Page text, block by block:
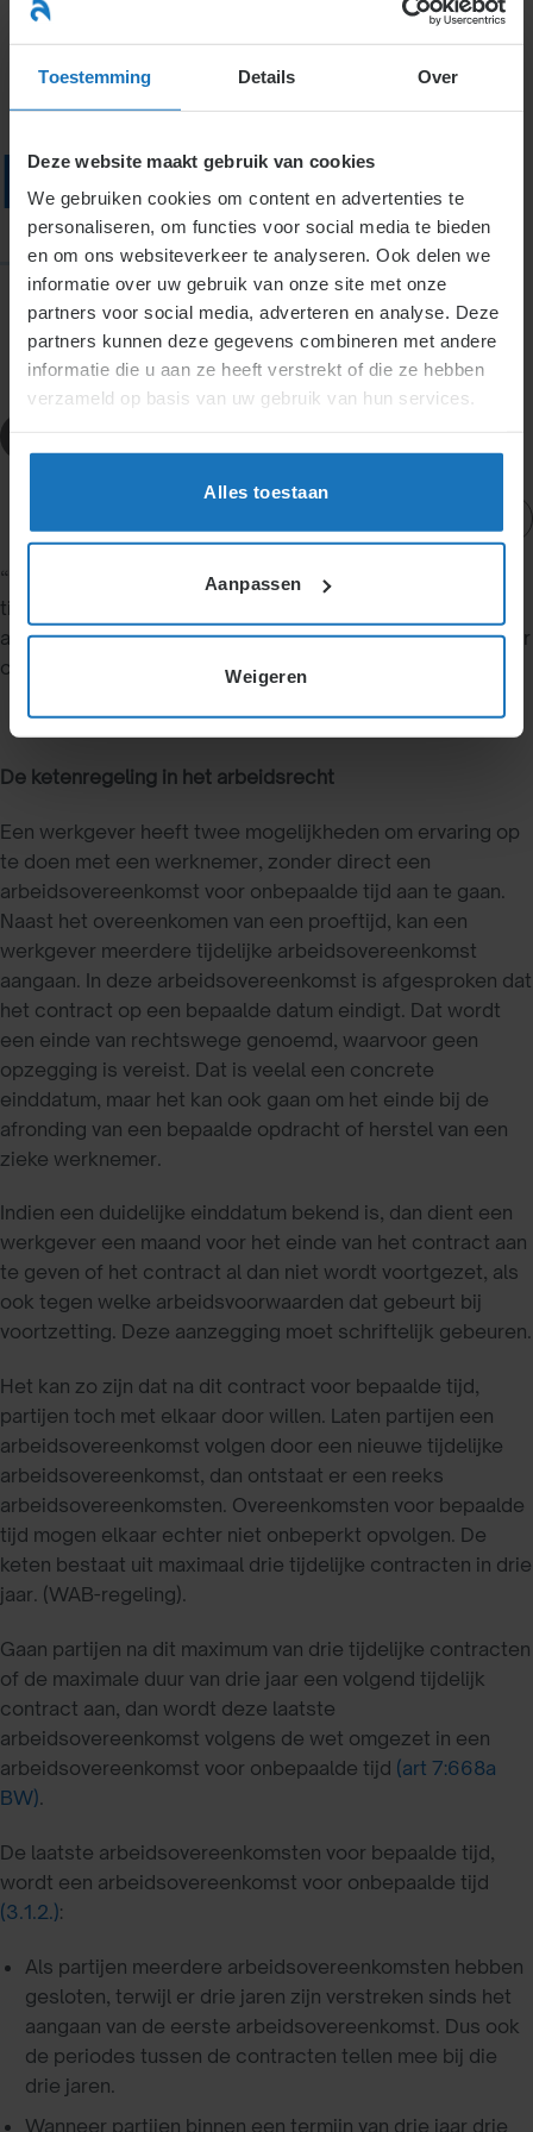
Toestemming Details Over
Deze website maakt gebruik van cookies
We gebruiken cookies om content en advertenties te
personaliseren, om functies voor social media te bieden
en om ons websiteverkeer te analyseren. Ook delen we
informatie over uw gebruik van onze site met onze
partners voor social media, adverteren en analyse. Deze
partners kunnen deze gegevens combineren met andere
informatie die u aan ze heeft verstrekt of die ze hebben
verzameld op basis van uw gebruik van hun services.
Alles toestaan
Aanpassen
Weigeren
naar
inhoud
Ketenregeling
Definitie:
“De wettelijke regeling waarin wordt bepaald hoeveel
tijdelijke arbeidsovereenkomst een werkgever mag
aangaan met een werknemer, waarna er een contract voor
onbepaalde tijd ontstaat.”
De ketenregeling in het arbeidsrecht
Een werkgever heeft twee mogelijkheden om ervaring op
te doen met een werknemer, zonder direct een
arbeidsovereenkomst voor onbepaalde tijd aan te gaan.
Naast het overeenkomen van een proeftijd, kan een
werkgever meerdere tijdelijke arbeidsovereenkomst
aangaan. In deze arbeidsovereenkomst is afgesproken dat
het contract op een bepaalde datum eindigt. Dat wordt
een einde van rechtswege genoemd, waarvoor geen
opzegging is vereist. Dat is veelal een concrete
einddatum, maar het kan ook gaan om het einde bij de
afronding van een bepaalde opdracht of herstel van een
zieke werknemer.
Indien een duidelijke einddatum bekend is, dan dient een
werkgever een maand voor het einde van het contract aan
te geven of het contract al dan niet wordt voortgezet, als
ook tegen welke arbeidsvoorwaarden dat gebeurt bij
voortzetting. Deze aanzegging moet schriftelijk gebeuren.
Het kan zo zijn dat na dit contract voor bepaalde tijd,
partijen toch met elkaar door willen. Laten partijen een
arbeidsovereenkomst volgen door een nieuwe tijdelijke
arbeidsovereenkomst, dan ontstaat er een reeks
arbeidsovereenkomsten. Overeenkomsten voor bepaalde
tijd mogen elkaar echter niet onbeperkt opvolgen. De
keten bestaat uit maximaal drie tijdelijke contracten in drie
jaar. (WAB-regeling).
Gaan partijen na dit maximum van drie tijdelijke contracten
of de maximale duur van drie jaar een volgend tijdelijk
contract aan, dan wordt deze laatste
arbeidsovereenkomst volgens de wet omgezet in een
arbeidsovereenkomst voor onbepaalde tijd (art 7:668a
BW).
De laatste arbeidsovereenkomsten voor bepaalde tijd,
wordt een arbeidsovereenkomst voor onbepaalde tijd
(3.1.2.):
Als partijen meerdere arbeidsovereenkomsten hebben
gesloten, terwijl er drie jaren zijn verstreken sinds het
aangaan van de eerste arbeidsovereenkomst. Dus ook
de periodes tussen de contracten tellen mee bij die
drie jaren.
Wanneer partijen binnen een termijn van drie jaar drie